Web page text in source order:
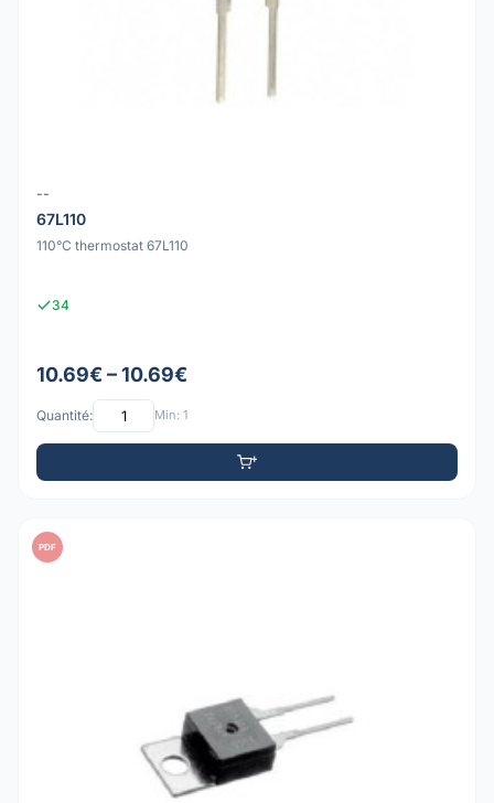
--
67L110
110°C thermostat 67L110
34
10.69€ – 10.69€
Quantité: Min: 1
PDF